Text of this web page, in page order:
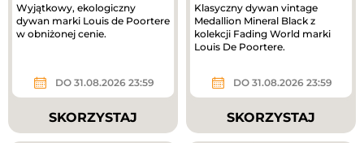
Wyjątkowy, ekologiczny
dywan marki Louis de Poortere
w obniżonej cenie.
DO 31.08.2026 23:59
SKORZYSTAJ
Klasyczny dywan vintage
Medallion Mineral Black z
kolekcji Fading World marki
Louis De Poortere.
DO 31.08.2026 23:59
SKORZYSTAJ